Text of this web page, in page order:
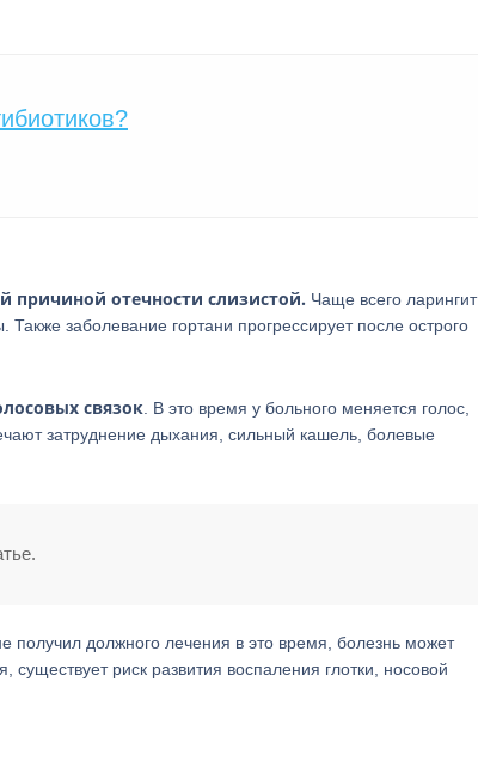
причиной отечности слизистой. Чаще всего ларингит
заболевание гортани прогрессирует после острого
связок . В это время у больного меняется голос,
затруднение дыхания, сильный кашель, болевые
получил должного лечения в это время, болезнь может
риск развития воспаления глотки, носовой